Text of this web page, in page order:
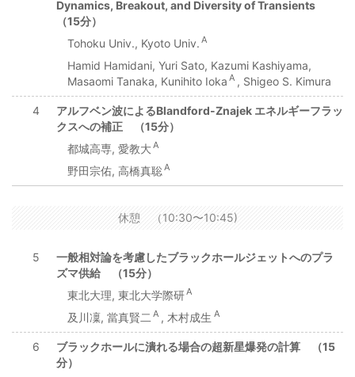
Dynamics, Breakout, and Diversity of Transients
（15分）
Tohoku Univ., Kyoto Univ. A
Hamid Hamidani, Yuri Sato, Kazumi Kashiyama,
Masaomi Tanaka, Kunihito Ioka A , Shigeo S. Kimura
4
アルフベン波によるBlandford-Znajek エネルギーフラッ
クスへの補正 （15分）
都城高専, 愛教大 A
野田宗佑, 高橋真聡A
休憩 （10:30〜10:45)
5
一般相対論を考慮したブラックホールジェットへのプラ
ズマ供給 （15分）
東北大理, 東北大学際研A
及川凜, 當真賢二 A , 木村成生 A
6
ブラックホールに潰れる場合の超新星爆発の計算 （15
分）